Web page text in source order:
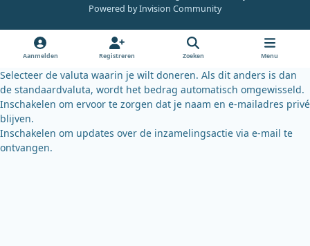
k
k
y
Powered byInvision Community
Aanmelden Registreren Zoeken Menu
Selecteer de valuta waarin je wilt doneren. Als dit anders is dan
de standaardvaluta, wordt het bedrag automatisch omgewisseld.
Inschakelen om ervoor te zorgen dat je naam en e-mailadres privé
blijven.
Inschakelen om updates over de inzamelingsactie via e-mail te
ontvangen.